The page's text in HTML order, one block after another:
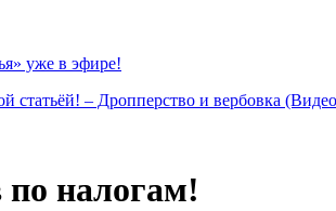
уже в эфире!
статьёй! – Дропперство и вербовка
по налогам!